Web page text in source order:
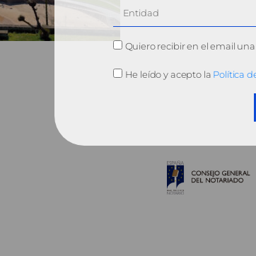
Quiero recibir en el email
He leído y acepto la Política